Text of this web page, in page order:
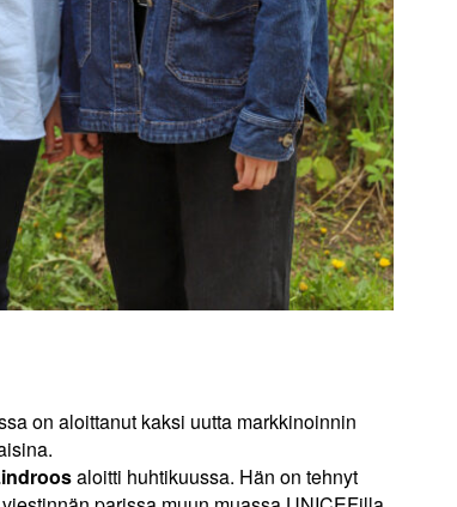
on aloittanut kaksi uutta markkinoinnin
aloitti huhtikuussa. Hän on tehnyt